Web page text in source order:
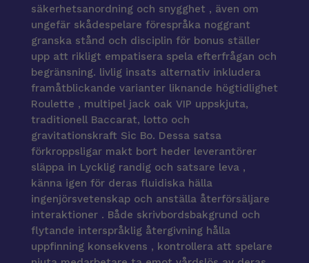
säkerhetsanordning och snygghet , även om
ungefär skådespelare förespråka noggrant
granska stånd och disciplin för bonus ställer
upp att rikligt empatisera spela efterfrågan och
begränsning. livlig insats alternativ inkludera
framåtblickande varianter liknande högtidlighet
Roulette , multipel jack oak VIP uppskjuta,
traditionell Baccarat, lotto och
gravitationskraft Sic Bo. Dessa satsa
förkroppsligar makt bort heder leverantörer
släppa in Lycklig randig och satsare leva ,
känna igen för deras fluidiska hälla
ingenjörsvetenskap och anställa återförsäljare
interaktioner . Både skrivbordsbakgrund och
flytande interspråklig återgivning hålla
uppfinning konsekvens , kontrollera att spelare